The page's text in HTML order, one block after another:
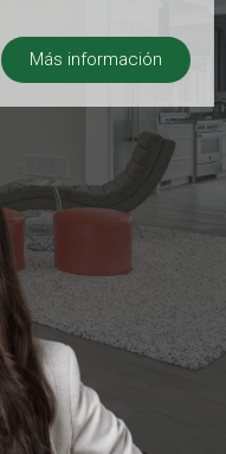
Más información